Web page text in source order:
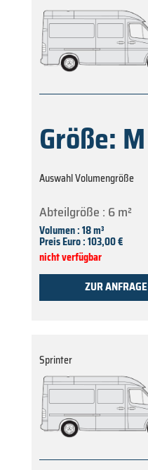
Größe: M
Auswahl Volumengröße
Abteilgröße : 6 m²
Volumen : 18 m³
Preis Euro : 103,00 €
nicht verfügbar
ZUR ANFRAGE
Sprinter